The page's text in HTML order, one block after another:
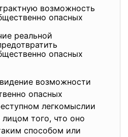
возможность
опасных
реальной
опасных
возможности
опасных
легкомыслии
лицом того, что оно
способом или